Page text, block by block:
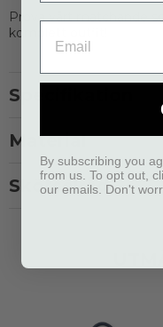
Prova vårt matchande
komplett outfit!
Specifikation
Material
Skötselråd
By subscribing you
from us. To opt out,
our emails. Don't